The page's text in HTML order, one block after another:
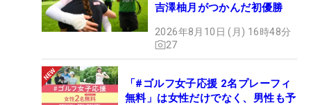
吉澤柚月がつかんだ初優勝
2026年8月10日 (月) 16時48分
27
「#ゴルフ女子応援 2名プレーフィ
無料」は女性だけでなく、男性も予